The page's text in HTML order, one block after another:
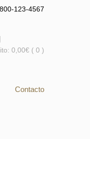
123-4567
|
0,00€ ( 0 )
Contacto